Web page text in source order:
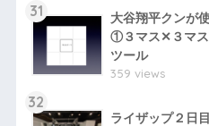
31
大谷翔平クンが
①３マス✕３マス
ツール
359 views
32
ライザップ２日